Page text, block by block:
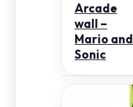
Arcade
wall –
Mario and
Sonic